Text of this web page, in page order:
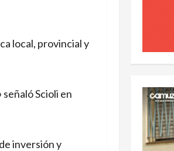
local, provincial y
señaló Scioli en
inversión y